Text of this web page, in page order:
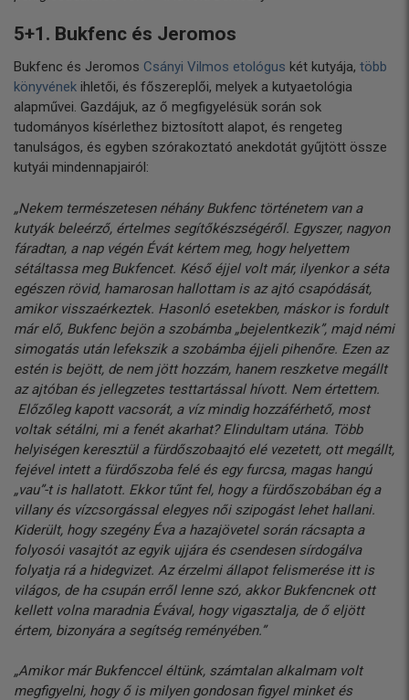
5+1. Bukfenc és Jeromos
Bukfenc és Jeromos Csányi Vilmos etológus két kutyája, több
könyvének ihletői, és főszereplői, melyek a kutyaetológia
alapművei. Gazdájuk, az ő megfigyelésük során sok
tudományos kísérlethez biztosított alapot, és rengeteg
tanulságos, és egyben szórakoztató anekdotát gyűjtött össze
kutyái mindennapjairól:
„Nekem természetesen néhány Bukfenc történetem van a
kutyák beleérző, értelmes segítőkészségéről. Egyszer, nagyon
fáradtan, a nap végén Évát kértem meg, hogy helyettem
sétáltassa meg Bukfencet. Késő éjjel volt már, ilyenkor a séta
egészen rövid, hamarosan hallottam is az ajtó csapódását,
amikor visszaérkeztek. Hasonló esetekben, máskor is fordult
már elő, Bukfenc bejön a szobámba „bejelentkezik”, majd némi
simogatás után lefekszik a szobámba éjjeli pihenőre. Ezen az
estén is bejött, de nem jött hozzám, hanem reszketve megállt
az ajtóban és jellegzetes testtartással hívott. Nem értettem.
Előzőleg kapott vacsorát, a víz mindig hozzáférhető, most
voltak sétálni, mi a fenét akarhat? Elindultam utána. Több
helyiségen keresztül a fürdőszobaajtó elé vezetett, ott megállt,
fejével intett a fürdőszoba felé és egy furcsa, magas hangú
„vau”-t is hallatott. Ekkor tűnt fel, hogy a fürdőszobában ég a
villany és vízcsorgással elegyes női szipogást lehet hallani.
Kiderült, hogy szegény Éva a hazajövetel során rácsapta a
folyosói vasajtót az egyik ujjára és csendesen sírdogálva
folyatja rá a hidegvizet. Az érzelmi állapot felismerése itt is
világos, de ha csupán erről lenne szó, akkor Bukfencnek ott
kellett volna maradnia Évával, hogy vigasztalja, de ő eljött
értem, bizonyára a segítség reményében.”
„Amikor már Bukfenccel éltünk, számtalan alkalmam volt
megfigyelni, hogy ő is milyen gondosan figyel minket és